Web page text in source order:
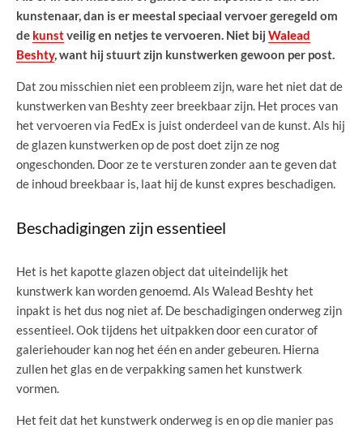
kunstenaar, dan is er meestal speciaal vervoer geregeld om
de kunstveilig en netjes te vervoeren. Niet bij Walead
Beshty, want hij stuurt zijn kunstwerken gewoon per post.
Dat zou misschien niet een probleem zijn, ware het niet dat de
kunstwerken van Beshty zeer breekbaar zijn. Het proces van
het vervoeren via FedEx is juist onderdeel van de kunst. Als hij
de glazen kunstwerken op de post doet zijn ze nog
ongeschonden. Door ze te versturen zonder aan te geven dat
de inhoud breekbaar is, laat hij de kunst expres beschadigen.
Beschadigingen zijn essentieel
Het is het kapotte glazen object dat uiteindelijk het
kunstwerk kan worden genoemd. Als Walead Beshty het
inpakt is het dus nog niet af. De beschadigingen onderweg zijn
essentieel. Ook tijdens het uitpakken door een curator of
galeriehouder kan nog het één en ander gebeuren. Hierna
zullen het glas en de verpakking samen het kunstwerk
vormen.
Het feit dat het kunstwerk onderweg is en op die manier pas